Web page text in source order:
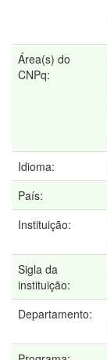
Área(s) do
CNPq:
Idioma:
País:
Instituição:
Sigla da
instituição:
Departamento: